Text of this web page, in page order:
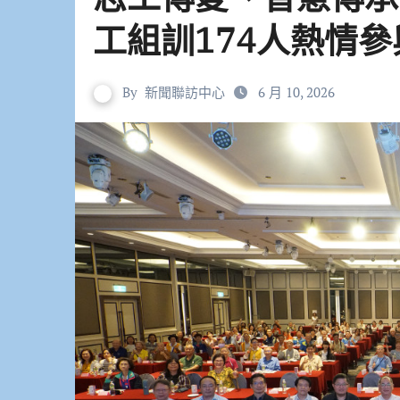
工組訓174人熱情
By 新聞聯訪中心 6 月 10, 2026